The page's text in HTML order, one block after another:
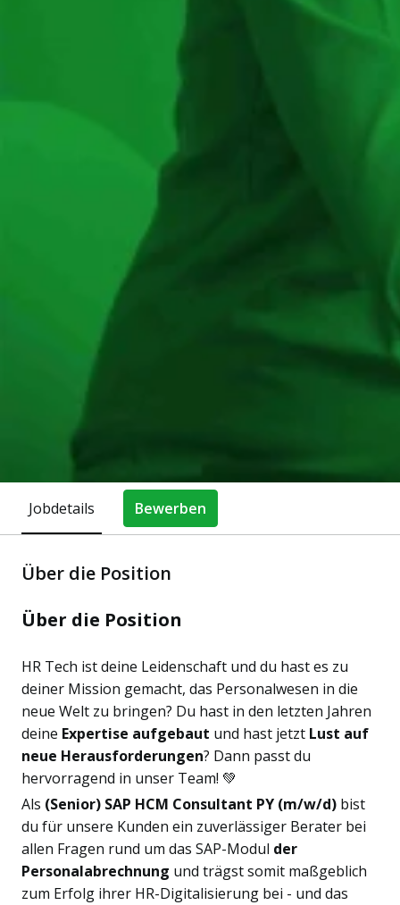
Jobdetails Bewerben
Über die Position
Über die Position
HR Tech ist deine Leidenschaft und du hast es zu
deiner Mission gemacht, das Personalwesen in die
neue Welt zu bringen? Du hast in den letzten Jahren
deine Expertise aufgebaut und hast jetzt Lust auf
neue Herausforderungen? Dann passt du
hervorragend in unser Team! 💚
Als (Senior) SAP HCM Consultant PY (m/w/d) bist
du für unsere Kunden ein zuverlässiger Berater bei
allen Fragen rund um das SAP-Modul der
Personalabrechnung und trägst somit maßgeblich
zum Erfolg ihrer HR-Digitalisierung bei - und das